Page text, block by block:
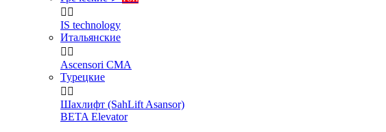
 
IS technology
Итальянские
 
Ascensori CMA
Турецкие
 
Шахлифт (SahLift Asansor)
BETA Elevator